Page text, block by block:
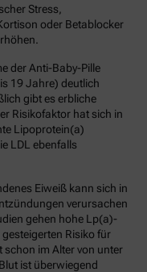
Stress,
oder Betablocker
der Anti-Baby-Pille
19 Jahre) deutlich
gibt es erbliche
Risikofaktor hat sich in
Lipoprotein(a)
LDL ebenfalls
Eiweiß kann sich in
verursachen
gehen hohe Lp(a)-
Risiko für
schon im Alter von unter
ist überwiegend